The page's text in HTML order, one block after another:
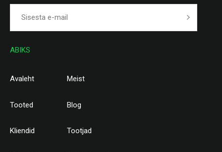
ABIKS
Avaleht Meist
Tooted Blog
Kliendid Tootjad